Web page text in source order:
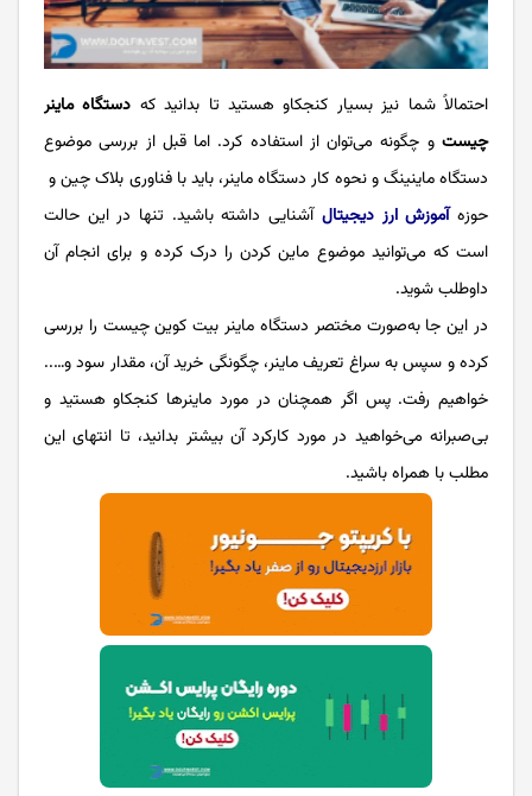
احتمالاً شما نیز بسیار کنجکاو هستید تا بدانید که دستگاه ماینر
چیست و چگونه می‌توان از استفاده کرد. اما قبل از بررسی موضوع
دستگاه ماینینگ و نحوه کار دستگاه ماینر، باید با فناوری بلاک چین و
حوزهآموزش ارز دیجیتال آشنایی داشته باشید. تنها در این حالت
است که می‌توانید موضوع ماین کردن را درک کرده و برای انجام آن
داوطلب شوید.
در این جا به‌صورت مختصر دستگاه ماینر بیت کوین چیست را بررسی
کرده و سپس به سراغ تعریف ماینر، چگونگی خرید آن، مقدار سود و…..
خواهیم رفت. پس اگر همچنان در مورد ماینرها کنجکاو هستید و
بی‌صبرانه می‌خواهید در مورد کارکرد آن بیشتر بدانید، تا انتهای این
مطلب با همراه باشید.